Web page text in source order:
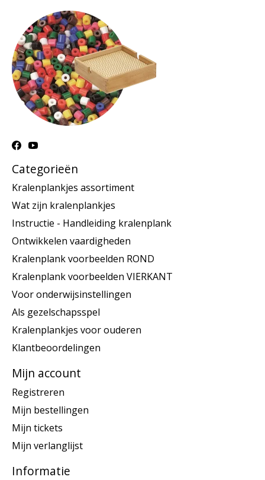
Categorieën
Kralenplankjes assortiment
Wat zijn kralenplankjes
Instructie - Handleiding kralenplank
Ontwikkelen vaardigheden
Kralenplank voorbeelden ROND
Kralenplank voorbeelden VIERKANT
Voor onderwijsinstellingen
Als gezelschapsspel
Kralenplankjes voor ouderen
Klantbeoordelingen
Mijn account
Registreren
Mijn bestellingen
Mijn tickets
Mijn verlanglijst
Informatie